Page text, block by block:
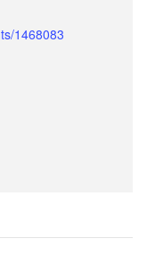
1468083